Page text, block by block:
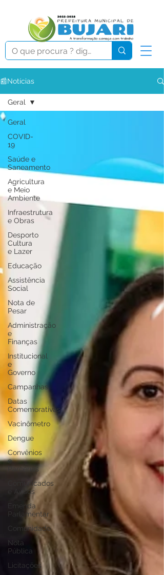
📰Notícias
Geral
COVID-
19
Saúde e
Saneamento
Agricultura
e Meio
Ambiente
Infraestrutura
e Obras
Desporto
Cultura
e Lazer
Educação
Assistência
Social
Nota de
Pesar
Administração
e
Finanças
Institucional
e
Governo
Campanhas
Datas
Comemorativas
Vacinômetro
Dengue
Convênios
e
Parcerias
Comunicados
e Avisos
Emenda
Parlamentar
Comunidade
Nota
Pública
Licitações
Geral